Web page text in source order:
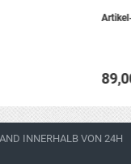
den
INNERHALB VON 24H